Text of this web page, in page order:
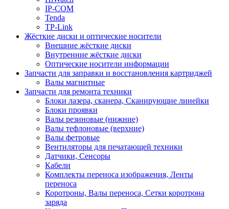
IP-COM
Tenda
TP-Link
Жёсткие диски и оптические носители
Внешние жёсткие диски
Внутренние жёсткие диски
Оптические носители информации
Запчасти для заправки и восстановления картриджей
Валы магнитные
Запчасти для ремонта техники
Блоки лазера, сканера, Сканирующие линейки
Блоки проявки
Валы резиновые (нижние)
Валы тефлоновые (верхние)
Валы фетровые
Вентиляторы для печатающей техники
Датчики, Сенсоры
Кабели
Комплекты переноса изображения, Ленты
переноса
Коротроны, Валы переноса, Сетки коротрона
заряда